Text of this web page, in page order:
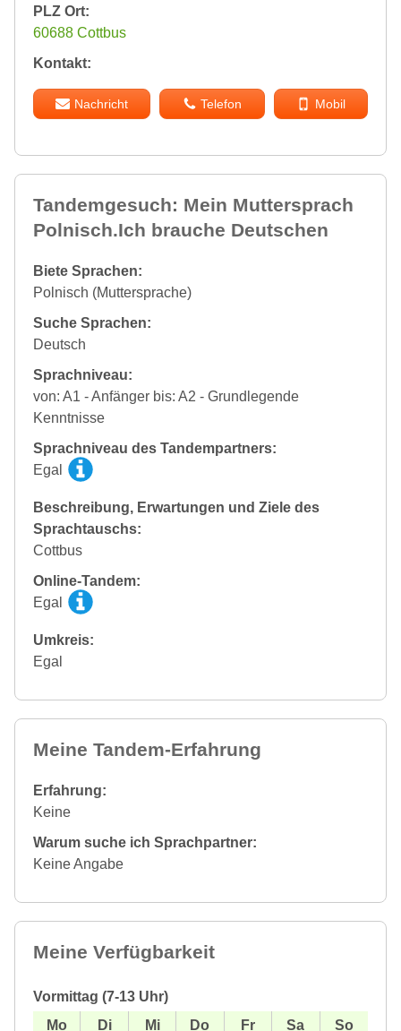
PLZ Ort:
60688 Cottbus
Kontakt:
Nachricht Telefon Mobil
Tandemgesuch: Mein Muttersprach
Polnisch.Ich brauche Deutschen
Biete Sprachen:
Polnisch (Muttersprache)
Suche Sprachen:
Deutsch
Sprachniveau:
von: A1 - Anfänger bis: A2 - Grundlegende
Kenntnisse
Sprachniveau des Tandempartners:
Egal
Beschreibung, Erwartungen und Ziele des
Sprachtauschs:
Cottbus
Online-Tandem:
Egal
Umkreis:
Egal
Meine Tandem-Erfahrung
Erfahrung:
Keine
Warum suche ich Sprachpartner:
Keine Angabe
Meine Verfügbarkeit
Vormittag (7-13 Uhr)